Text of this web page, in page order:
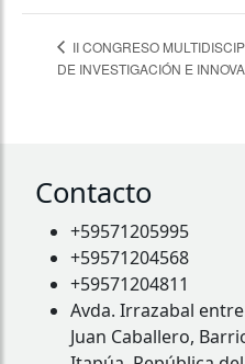
II CONGRESO
DE INVESTIGACIÓN E
Contacto
+59571205995
+59571204568
+59571204811
Avda. Irrazabal
Juan Caballero,